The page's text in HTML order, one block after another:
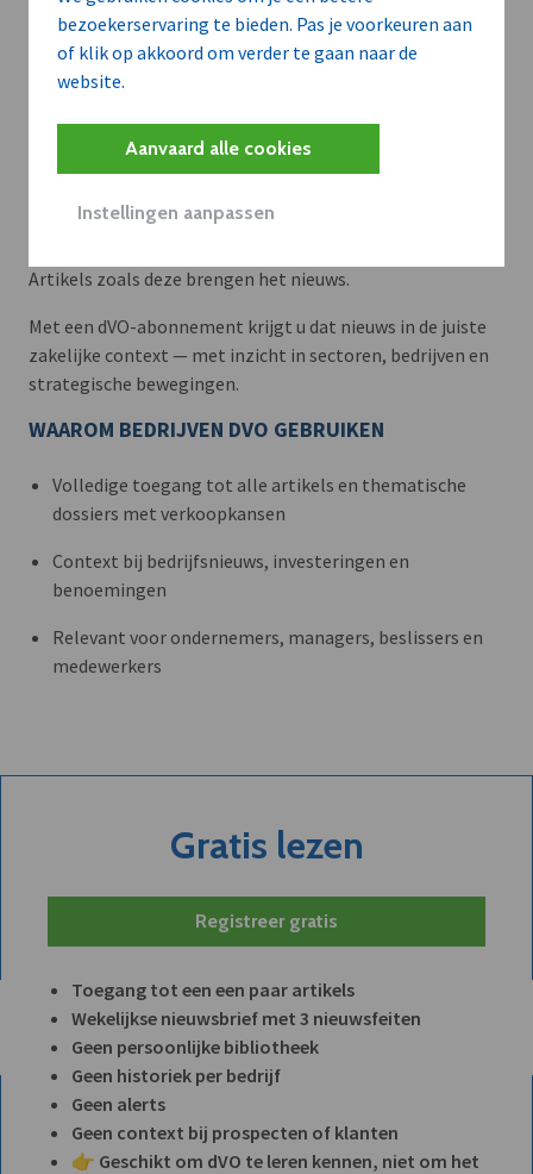
bezoekerservaring te bieden. Pas je voorkeuren aan
of klik op akkoord om verder te gaan naar de
website.
Aanvaard alle cookies
Instellingen aanpassen
Meer context. Dieper begrip.
Artikels zoals deze brengen het nieuws.
Met een dVO-abonnement krijgt u dat nieuws in de juiste
zakelijke context — met inzicht in sectoren, bedrijven en
strategische bewegingen.
WAAROM BEDRIJVEN DVO GEBRUIKEN
Volledige toegang tot alle artikels en thematische
dossiers met verkoopkansen
Context bij bedrijfsnieuws, investeringen en
benoemingen
Relevant voor ondernemers, managers, beslissers en
medewerkers
Gratis lezen
Registreer gratis
Toegang tot een een paar artikels
Wekelijkse nieuwsbrief met 3 nieuwsfeiten
Geen persoonlijke bibliotheek
Geen historiek per bedrijf
Geen alerts
Geen context bij prospecten of klanten
👉 Geschikt om dVO te leren kennen, niet om het